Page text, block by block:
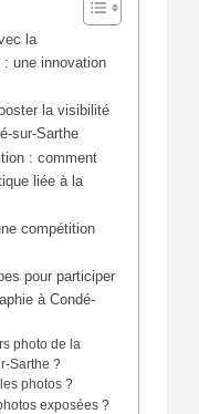
la
: une innovation
la visibilité
sur-Sarthe
: comment
liée à la
compétition
pour participer
à Condé-
photo de la
Sarthe ?
photos ?
exposées ?